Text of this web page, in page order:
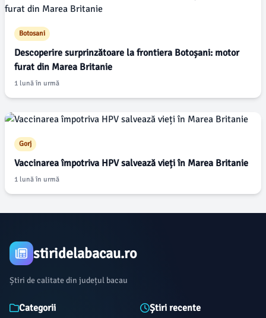
Botosani
Descoperire surprinzătoare la frontiera Botoșani: motor
furat din Marea Britanie
1 lună în urmă
Gorj
Vaccinarea împotriva HPV salvează vieți în Marea Britanie
1 lună în urmă
stiridelabacau.ro
Știri de calitate din județul bacau
Categorii Știri recente